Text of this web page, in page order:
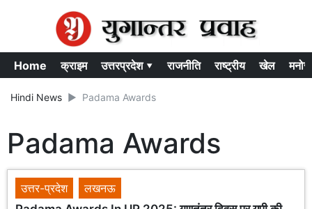
Home क्राइम उत्तरप्रदेश ▾ राजनीति राष्ट्रीय खेल
Hindi News Padama Awards
Padama Awards
उत्तर-प्रदेश
लखनऊ